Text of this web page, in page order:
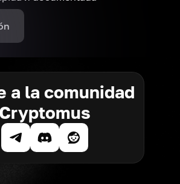
a la comunidad
Cryptomus